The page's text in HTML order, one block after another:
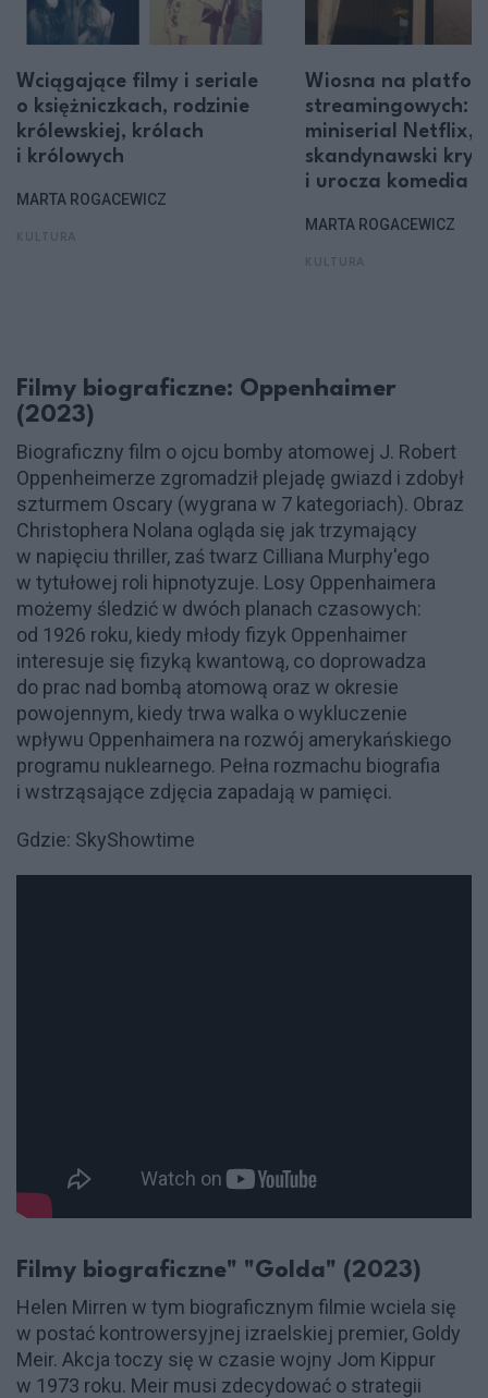
Wciągające filmy i seriale
o księżniczkach, rodzinie
królewskiej, królach
i królowych
MARTA ROGACEWICZ
Wiosna na
streamingowych:
miniserial Netflix,
skandynawski
i urocza komedia
MARTA ROGACEWICZ
Filmy biograficzne: Oppenhaimer
(2023)
Biograficzny film o ojcu bomby atomowej J. Robert
Oppenheimerze zgromadził plejadę gwiazd i zdobył
szturmem Oscary (wygrana w 7 kategoriach). Obraz
Christophera Nolana ogląda się jak trzymający
w napięciu thriller, zaś twarz Cilliana Murphy'ego
w tytułowej roli hipnotyzuje. Losy Oppenhaimera
możemy śledzić w dwóch planach czasowych:
od 1926 roku, kiedy młody fizyk Oppenhaimer
interesuje się fizyką kwantową, co doprowadza
do prac nad bombą atomową oraz w okresie
powojennym, kiedy trwa walka o wykluczenie
wpływu Oppenhaimera na rozwój amerykańskiego
programu nuklearnego. Pełna rozmachu biografia
i wstrząsające zdjęcia zapadają w pamięci.
Gdzie: SkyShowtime
Filmy biograficzne" "Golda" (2023)
Helen Mirren w tym biograficznym filmie wciela się
w postać kontrowersyjnej izraelskiej premier, Goldy
Meir. Akcja toczy się w czasie wojny Jom Kippur
w 1973 roku. Meir musi zdecydować o strategii